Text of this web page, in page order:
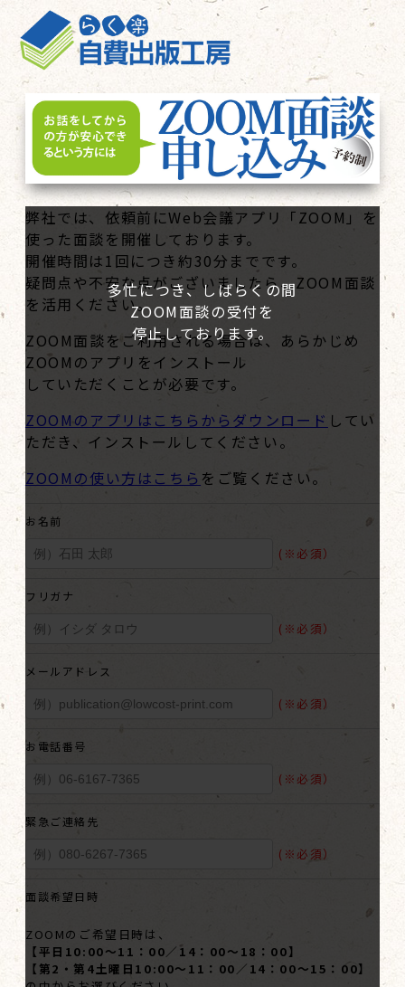
多忙につき、しばらくの間
ZOOM面談の受付を
停止しております。
弊社では、依頼前にWeb会議アプリ「ZOOM」を
使った面談を開催しております。
開催時間は1回につき約30分までです。
疑問点や不安な点がございましたら、ZOOM面談
を活用ください。
ZOOM面談をご利用される場合は、あらかじめ
ZOOMのアプリをインストール
していただくことが必要です。
ZOOMのアプリはこちらからダウンロード してい
ただき、インストールしてください。
ZOOMの使い方はこちら をご覧ください。
お名前
(※必須）
フリガナ
(※必須）
メールアドレス
(※必須）
お電話番号
(※必須）
緊急ご連絡先
(※必須）
面談希望日時
ZOOMのご希望日時は、
【平日10:00～11：00／14：00～18：00】
【第2・第4土曜日10:00～11：00／14：00～15：00】